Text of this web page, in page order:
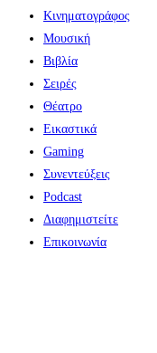
Κινηματογράφος
Μουσική
Βιβλία
Σειρές
Θέατρο
Εικαστικά
Gaming
Συνεντεύξεις
Podcast
Διαφημιστείτε
Επικοινωνία